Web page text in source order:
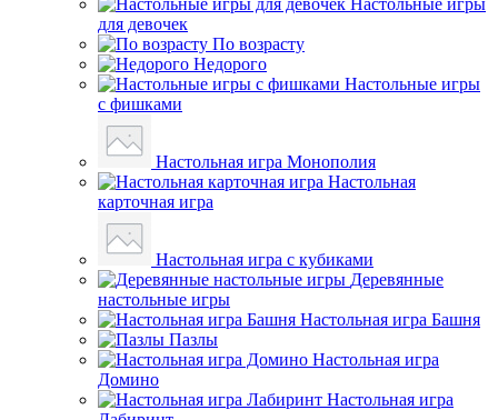
Настольные игры
для девочек
По возрасту
Недорого
Настольные игры
с фишками
Настольная игра Монополия
Настольная
карточная игра
Настольная игра с кубиками
Деревянные
настольные игры
Настольная игра Башня
Пазлы
Настольная игра
Домино
Настольная игра